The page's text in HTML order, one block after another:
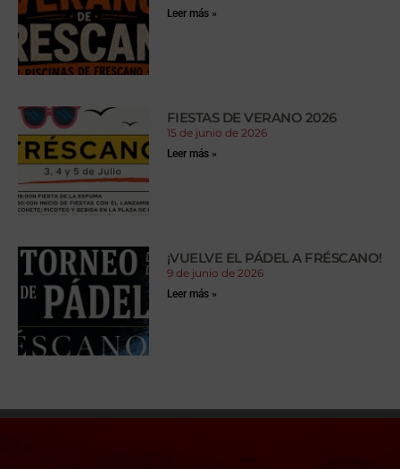
Leer más »
FIESTAS DE VERANO 2026
15 de junio de 2026
Leer más »
¡VUELVE EL PÁDEL A FRÉSCANO!
9 de junio de 2026
Leer más »